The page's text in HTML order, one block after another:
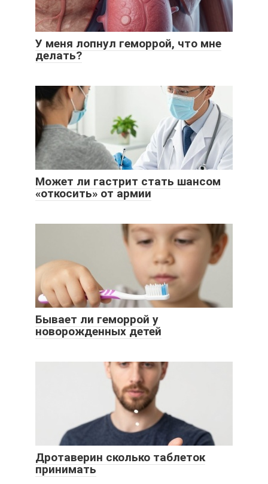
У меня лопнул геморрой, что мне
делать?
Может ли гастрит стать шансом
«откосить» от армии
Бывает ли геморрой у
новорожденных детей
Дротаверин сколько таблеток
принимать